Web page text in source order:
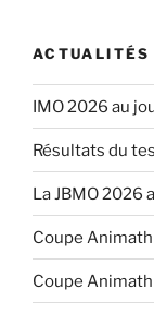
ACTUALITÉS
IMO 2026 au
Résultats du
La JBMO 2026
Coupe
Coupe